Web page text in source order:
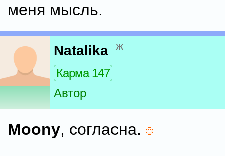
меня мысль.
Natalika ж
Карма 147
Автор
Moony, согласна.